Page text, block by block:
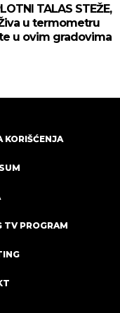
TALAS STEŽE,
Živa u termometru
u ovim gradovima
KORIŠĆENJA
TV PROGRAM